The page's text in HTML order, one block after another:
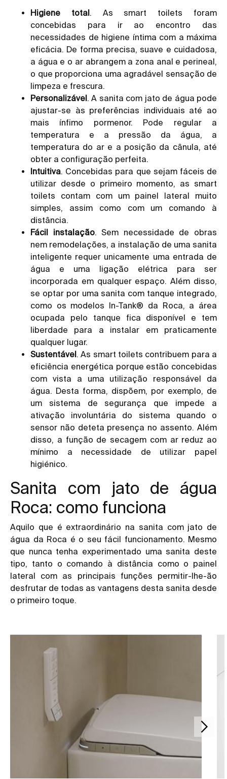
Higiene total . As smart toilets foram
concebidas para ir ao encontro das
necessidades de higiene íntima com a máxima
eficácia. De forma precisa, suave e cuidadosa,
a água e o ar abrangem a zona anal e perineal,
o que proporciona uma agradável sensação de
limpeza e frescura.
Personalizável . A sanita com jato de água pode
ajustar-se às preferências individuais até ao
mais ínfimo pormenor. Pode regular a
temperatura e a pressão da água, a
temperatura do ar e a posição da cânula, até
obter a configuração perfeita.
Intuitiva . Concebidas para que sejam fáceis de
utilizar desde o primeiro momento, as smart
toilets contam com um painel lateral muito
simples, assim como com um comando à
distância.
Fácil instalação. Sem necessidade de obras
nem remodelações, a instalação de uma sanita
inteligente requer unicamente uma entrada de
água e uma ligação elétrica para ser
incorporada em qualquer espaço. Além disso,
se optar por uma sanita com tanque integrado,
como os modelos In-Tank® da Roca, a área
ocupada pelo tanque fica disponível e tem
liberdade para a instalar em praticamente
qualquer lugar.
Sustentável . As smart toilets contribuem para a
eficiência energética porque estão concebidas
com vista a uma utilização responsável da
água. Desta forma, dispõem, por exemplo, de
um sistema de segurança que impede a
ativação involuntária do sistema quando o
sensor não deteta presença no assento. Além
disso, a função de secagem com ar reduz ao
mínimo a necessidade de utilizar papel
higiénico.
Sanita com jato de água
Roca: como funciona
Aquilo que é extraordinário na sanita com jato de
água da Roca é o seu fácil funcionamento. Mesmo
que nunca tenha experimentado uma sanita deste
tipo, tanto o comando à distância como o painel
lateral com as principais funções permitir-lhe-ão
desfrutar de todas as vantagens desta sanita desde
o primeiro toque.